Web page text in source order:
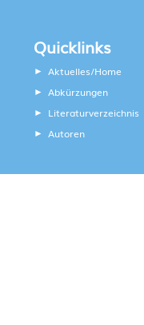
Quicklinks
Aktuelles/Home
Abkürzungen
Literaturverzeichnis
Autoren